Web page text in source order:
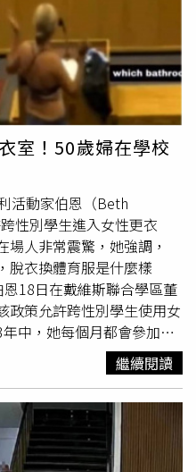
定辦理，惟迄今已延宕辦理
蓮縣政府借鏡本案經驗、檢
詳實研議爾後類案處理流
York）的頭銜。她過去在
」的名義活動，消息人士
稱。已於1996年離婚、但
居住在溫莎城堡（Windsor
內的皇家莊園（Royal
皇家財產局（The Crown
租約，因此不受頭銜問題
席今年聖誕節的王室節慶
碧翠絲公主（Princess
Eugenie）的頭銜將不
便被稱為「殿下」（His
拉結婚時，他的母親、已
II）曾授予他「約
弗內斯伯爵」（Earl of
Baron Killyleagh）等頭
次子之傳統封號，歷史可
IV）。伊莉莎白二世的
在登基前亦曾是約克公
」（Order of the Garter）
溫莎城堡舉行的嘉德日
魯王子放棄頭銜的舉措，
魔富豪」艾普斯坦
室！50歲婦在學校
活動家伯恩（Beth
性別學生進入女性更衣
人非常震驚，她強調，
脫衣換體育服是什麼樣
18日在戴維斯聯合學區董
政策允許跨性別學生使用女
中，她每個月都會參加會
端的手段，脫下她的衣服，
性使用更衣室，女孩們會很
生在體育課時脫衣服，所以
會是什麼樣子」，如果成
舒服，怎麼會期望女孩在更
一次脫衣服，董事會暫停了
繼續閱讀